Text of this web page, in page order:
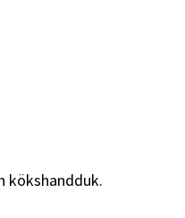
kökshandduk.